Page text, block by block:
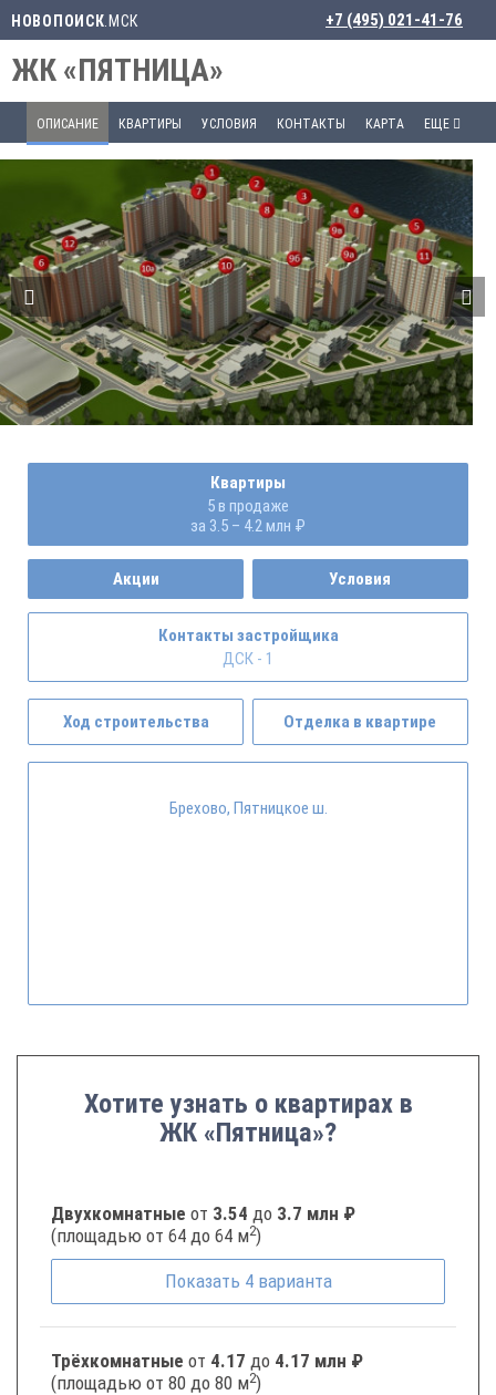
НОВОПОИСК .МСК +7 (495) 021-41-76
ЖК «ПЯТНИЦА»
ОПИСАНИЕ КВАРТИРЫ УСЛОВИЯ КОНТАКТЫ КАРТА ЕЩЕ
Квартиры
5 в продаже
за 3.5 – 4.2 млн ₽
Акции Условия
Контакты застройщика
ДСК - 1
Ход строительства Отделка в квартире
Брехово, Пятницкое ш.
Хотите узнать о квартирах в
ЖК «Пятница»?
Двухкомнатные от 3.54 до 3.7 млн ₽
(площадью от 64 до 64 м2)
Показать 4 варианта
Трёхкомнатные от 4.17 до 4.17 млн ₽
(площадью от 80 до 80 м2)